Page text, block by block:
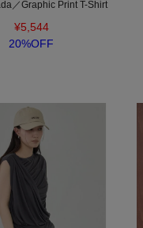
／Graphic Print T-Shirt
¥5,544
20%OFF